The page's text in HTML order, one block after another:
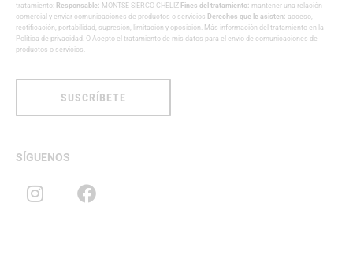
tratamiento: Responsable: MONTSE SIERCO CHELIZ Fines del tratamiento: mantener una relación
comercial y enviar comunicaciones de productos o servicios Derechos que le asisten: acceso,
rectificación, portabilidad, supresión, limitación y oposición. Más información del tratamiento en la
Política de privacidad . O Acepto el tratamiento de mis datos para el envío de comunicaciones de
productos o servicios.
SUSCRÍBETE
SÍGUENOS